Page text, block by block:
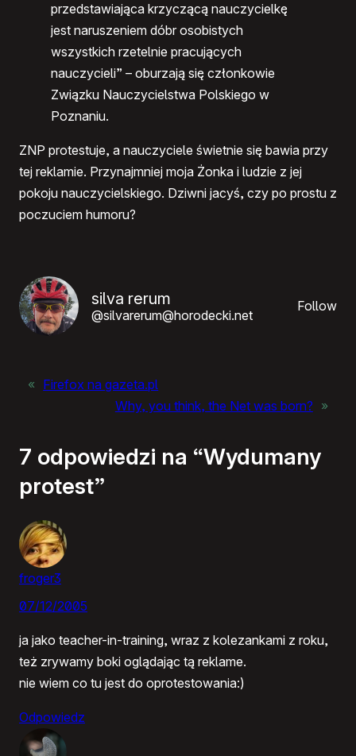
przedstawiająca krzyczącą nauczycielkę
jest naruszeniem dóbr osobistych
wszystkich rzetelnie pracujących
nauczycieli” – oburzają się członkowie
Związku Nauczycielstwa Polskiego w
Poznaniu.
ZNP protestuje, a nauczyciele świetnie się bawia przy
tej reklamie. Przynajmniej moja Żonka i ludzie z jej
pokoju nauczycielskiego. Dziwni jacyś, czy po prostu z
poczuciem humoru?
silva rerum
@silvarerum@horodecki.net
Follow
« Firefox na gazeta.pl
Why, you think, the Net was born? »
7 odpowiedzi na “Wydumany
protest”
froger3
07/12/2005
ja jako teacher-in-training, wraz z kolezankami z roku,
też zrywamy boki oglądając tą reklame.
nie wiem co tu jest do oprotestowania:)
Odpowiedz